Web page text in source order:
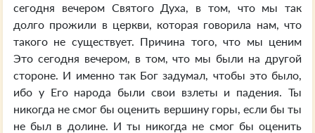
сегодня вечером Святого Духа, в том, что мы так
долго прожили в церкви, которая говорила нам, что
такого не существует. Причина того, что мы ценим
Это сегодня вечером, в том, что мы были на другой
стороне. И именно так Бог задумал, чтобы это было,
ибо у Его народа были свои взлеты и падения. Ты
никогда не смог бы оценить вершину горы, если бы ты
не был в долине. И ты никогда не смог бы оценить